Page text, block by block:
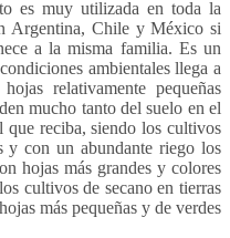
es muy utilizada en toda la
Argentina, Chile y México si
a la misma familia. Es un
ambientales llega a
relativamente pequeñas
mucho tanto del suelo en el
reciba, siendo los cultivos
y con un abundante riego los
hojas más grandes y colores
cultivos de secano en tierras
más pequeñas y de verdes